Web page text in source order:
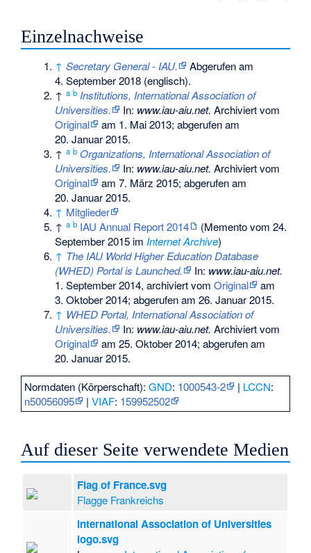
Einzelnachweise
↑ Secretary General - IAU.
Abgerufen am
4. September 2018 (englisch).
↑a b Institutions, International Association of
Universities.
In: www.iau-aiu.net. Archiviert vom
Original
am 1. Mai 2013; abgerufen am
20. Januar 2015.
↑a b Organizations, International Association of
Universities.
In: www.iau-aiu.net. Archiviert vom
Original
am7. März 2015; abgerufen am
20. Januar 2015.
↑ Mitglieder
↑a b IAU Annual Report 2014 (Mementovom 24.
September 2015 imInternet Archive)
↑ The IAU World Higher Education Database
(WHED) Portal is Launched.
In: www.iau-aiu.net.
1. September 2014, archiviert vomOriginal
am
3. Oktober 2014; abgerufen am 26. Januar 2015.
↑ WHED Portal, International Association of
Universities.
In: www.iau-aiu.net. Archiviert vom
Original
am25. Oktober 2014; abgerufen am
20. Januar 2015.
Normdaten (Körperschaft):GND: 1000543-2 | LCCN:
n50056095
|VIAF: 159952502
Auf dieser Seite verwendete Medien
Flag of France.svg
Flagge Frankreichs
International Association of Universities
logo.svg